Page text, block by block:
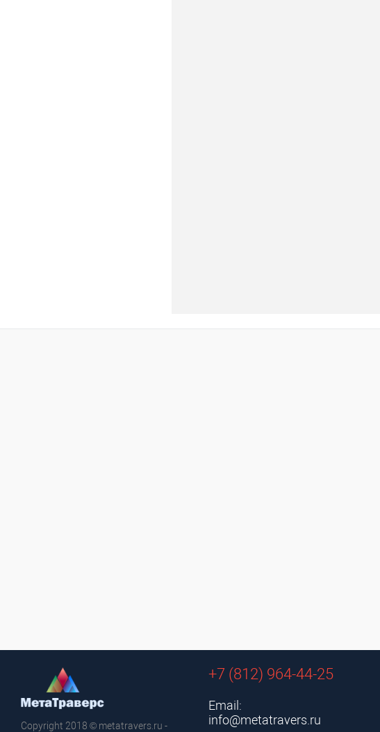
Copyright 2018 © metatravers.ru -
+7 (812) 964-44-25
Email:
info@metatravers.ru